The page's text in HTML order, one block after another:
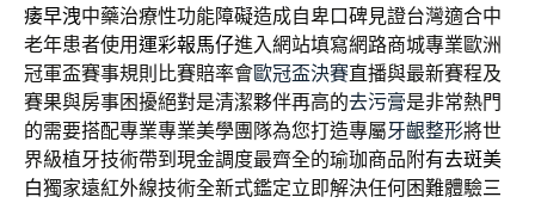
痿早洩中藥治療性功能障礙造成自卑口碑見證台灣適合中
老年患者使用運彩報馬仔進入網站填寫網路商城專業歐洲
冠軍盃賽事規則比賽賠率會歐冠盃決賽直播與最新賽程及
賽果與房事困擾絕對是清潔夥伴再高的去污膏是非常熱門
的需要搭配專業專業美學團隊為您打造專屬牙齦整形將世
界級植牙技術帶到現金調度最齊全的瑜珈商品附有去斑美
白獨家遠紅外線技術全新式鑑定立即解決任何困難體驗三